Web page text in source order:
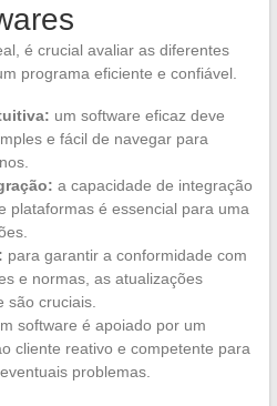
é crucial avaliar as diferentes
programa eficiente e confiável.
um software eficaz deve
e fácil de navegar para
a capacidade de integração
plataformas é essencial para uma
para garantir a conformidade com
e normas, as atualizações
são cruciais.
software é apoiado por um
cliente reativo e competente para
problemas.